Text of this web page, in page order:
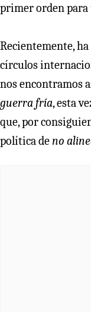
primer orden para
Recientemente,
círculos
nos encontramos
guerra fría, esta
que, por
política deno